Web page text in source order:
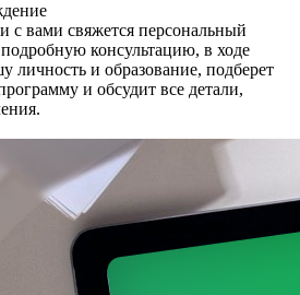
с вами свяжется персональный
консультацию, в ходе
личность и образование, подберет
и обсудит все детали,